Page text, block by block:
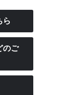
ら
のご